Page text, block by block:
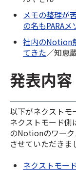
メモの整理が
の名もPARAメ
社内のNotion
てきた／知恵
発表内容
以下がネクストモ
ネクストモード
のNotionのワーク
させていただきま
ネクストモー